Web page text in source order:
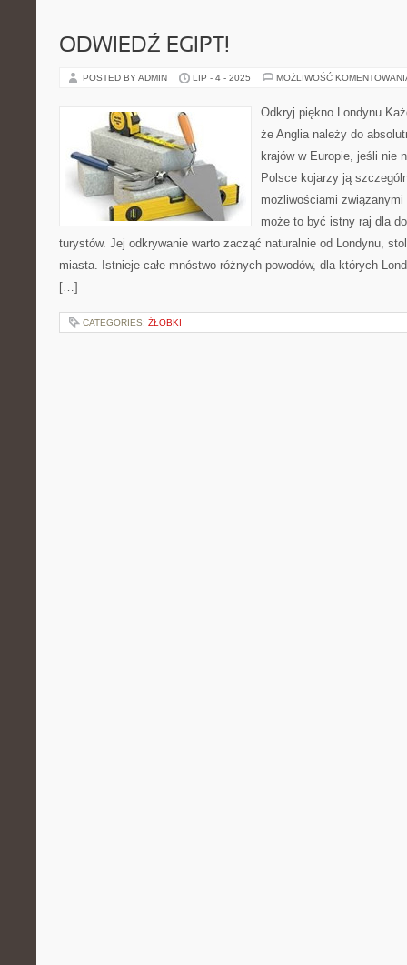
ODWIEDŹ EGIPT!
POSTED BY ADMIN LIP - 4 - 2025 MOŻLIWOŚĆ
Odkryj piękno Londynu
że Anglia należy do
krajów w Europie, jeśli nie
Polsce kojarzy ją
możliwościami
może to być istny raj dla
turystów. Jej odkrywanie warto zacząć naturalnie od Londynu,
miasta. Istnieje całe mnóstwo różnych powodów, dla których
[…]
CATEGORIES: ŻŁOBKI